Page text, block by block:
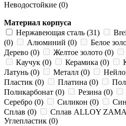
Неводостойкие (0)
Материал корпуса
Нержавеющая сталь (31)
(0)
Алюминий (0) Белое
Дерево (0)
Желтое золото (0)
Каучук (0)
Керамика (0)
Латунь (0)
Металл (0)
Пластик (0)
Платина (0)
Поликарбонат (0)
Резина (0)
Серебро (0)
Силикон (0)
Сплав (0)
Сплав ALLOY
Углепластик (0)